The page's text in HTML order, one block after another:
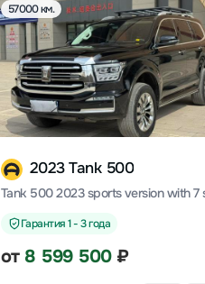
57000 км.
2023 Tank 500
Гарантия 1 - 3 года
от 8 599 500₽